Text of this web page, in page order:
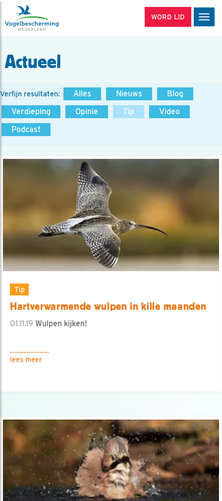
WORD LID
Actueel
Verfijn resultaten: Alles Nieuws
Blog
Verdieping
Opinie Tip
Video
Podcast
Tip
Hartverwarmende wulpen in kille maanden
01.11.19 Wulpen kijken!
lees meer